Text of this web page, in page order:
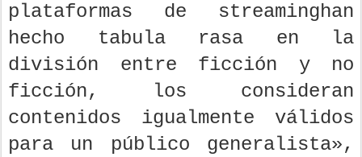
plataformas de streaminghan
hecho tabula rasa en la
división entre ficción y no
ficción, los consideran
contenidos igualmente válidos
para un público generalista»,